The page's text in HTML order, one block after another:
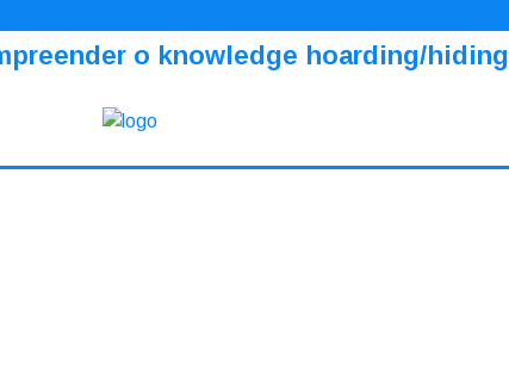
o knowledge hoarding/hiding